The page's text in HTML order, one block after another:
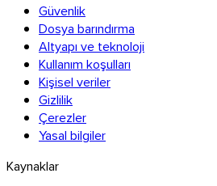
Güvenlik
Dosya barındırma
Altyapı ve teknoloji
Kullanım koşulları
Kişisel veriler
Gizlilik
Çerezler
Yasal bilgiler
Kaynaklar